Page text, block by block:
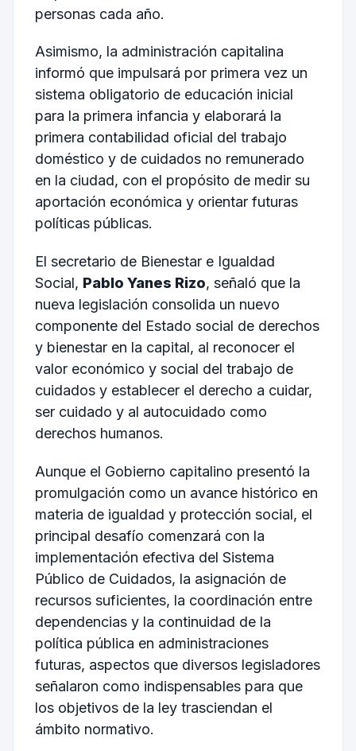
personas cada año.
Asimismo, la administración capitalina
informó que impulsará por primera vez un
sistema obligatorio de educación inicial
para la primera infancia y elaborará la
primera contabilidad oficial del trabajo
doméstico y de cuidados no remunerado
en la ciudad, con el propósito de medir su
aportación económica y orientar futuras
políticas públicas.
El secretario de Bienestar e Igualdad
Social, Pablo Yanes Rizo, señaló que la
nueva legislación consolida un nuevo
componente del Estado social de derechos
y bienestar en la capital, al reconocer el
valor económico y social del trabajo de
cuidados y establecer el derecho a cuidar,
ser cuidado y al autocuidado como
derechos humanos.
Aunque el Gobierno capitalino presentó la
promulgación como un avance histórico en
materia de igualdad y protección social, el
principal desafío comenzará con la
implementación efectiva del Sistema
Público de Cuidados, la asignación de
recursos suficientes, la coordinación entre
dependencias y la continuidad de la
política pública en administraciones
futuras, aspectos que diversos legisladores
señalaron como indispensables para que
los objetivos de la ley trasciendan el
ámbito normativo.